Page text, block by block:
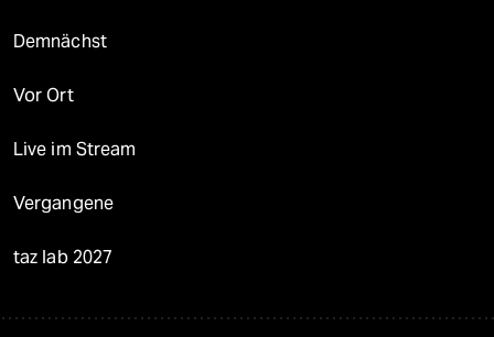
Demnächst
Vor Ort
Live im Stream
Vergangene
taz lab 2027